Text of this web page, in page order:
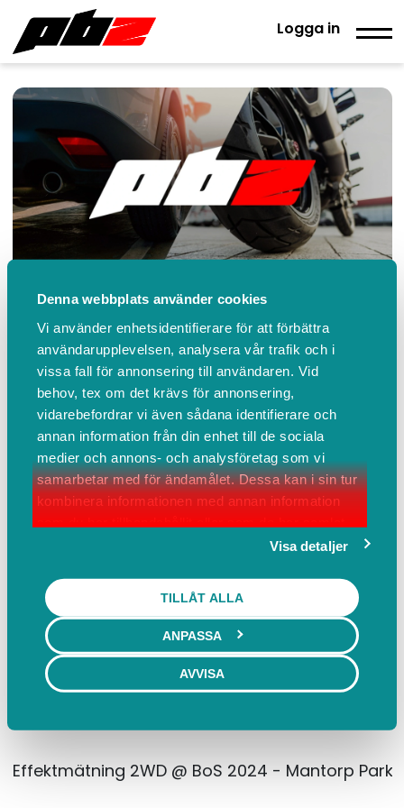
Denna webbplats använder cookies
Vi använder enhetsidentifierare för att förbättra
användarupplevelsen, analysera vår trafik och i
vissa fall för annonsering till användaren. Vid
behov, tex om det krävs för annonsering,
vidarebefordrar vi även sådana identifierare och
annan information från din enhet till de sociala
medier och annons- och analysföretag som vi
samarbetar med för ändamålet. Dessa kan i sin tur
kombinera informationen med annan information
Visa detaljer
TILLÅT ALLA
ANPASSA
AVVISA
Logga in
PBZ.se
+4618666368www.pbz.seKontakta oss
Boka Events Om oss
Boka
Effektmätning 2WD @ BoS 2024 - Mantorp